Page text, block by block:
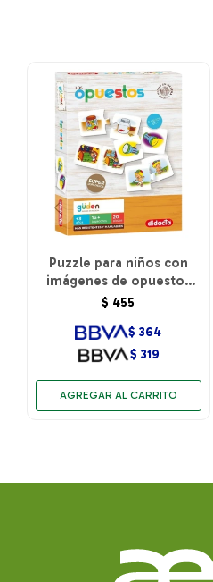
Puzzle para niños con
imágenes de opuestos
Didacta
$ 455
$ 319
$ 364